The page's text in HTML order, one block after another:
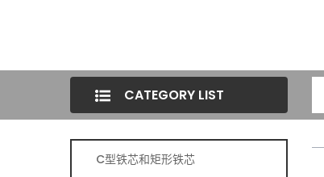
CATEGORY LIST
C型铁芯和矩形铁芯